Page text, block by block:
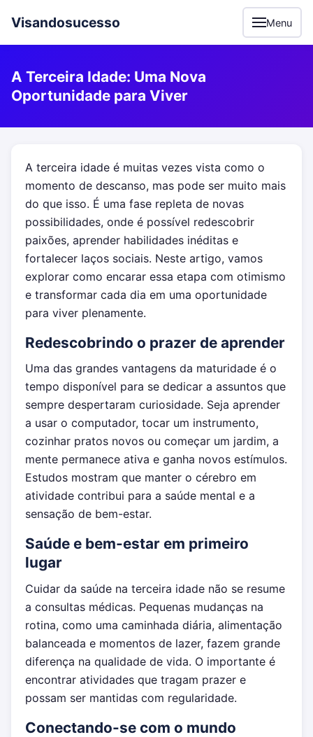
Visandosucesso Menu
A Terceira Idade: Uma Nova
Oportunidade para Viver
A terceira idade é muitas vezes vista como o
momento de descanso, mas pode ser muito mais
do que isso. É uma fase repleta de novas
possibilidades, onde é possível redescobrir
paixões, aprender habilidades inéditas e
fortalecer laços sociais. Neste artigo, vamos
explorar como encarar essa etapa com otimismo
e transformar cada dia em uma oportunidade
para viver plenamente.
Redescobrindo o prazer de aprender
Uma das grandes vantagens da maturidade é o
tempo disponível para se dedicar a assuntos que
sempre despertaram curiosidade. Seja aprender
a usar o computador, tocar um instrumento,
cozinhar pratos novos ou começar um jardim, a
mente permanece ativa e ganha novos estímulos.
Estudos mostram que manter o cérebro em
atividade contribui para a saúde mental e a
sensação de bem-estar.
Saúde e bem-estar em primeiro
lugar
Cuidar da saúde na terceira idade não se resume
a consultas médicas. Pequenas mudanças na
rotina, como uma caminhada diária, alimentação
balanceada e momentos de lazer, fazem grande
diferença na qualidade de vida. O importante é
encontrar atividades que tragam prazer e
possam ser mantidas com regularidade.
Conectando-se com o mundo